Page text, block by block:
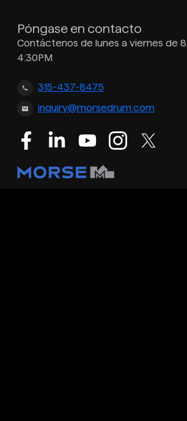
Póngase en contacto
Contáctenos de lunes a viernes de
4:30PM
315-437-8475
inquiry@morsedrum.com